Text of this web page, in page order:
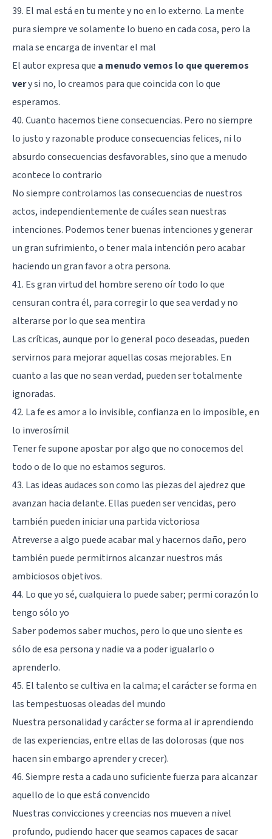
39. El mal está en tu mente y no en lo externo. La mente
pura siempre ve solamente lo bueno en cada cosa, pero la
mala se encarga de inventar el mal
El autor expresa que a menudo vemos lo que queremos
very si no, lo creamos para que coincida con lo que
esperamos.
40. Cuanto hacemos tiene consecuencias. Pero no siempre
lo justo y razonable produce consecuencias felices, ni lo
absurdo consecuencias desfavorables, sino que a menudo
acontece lo contrario
No siempre controlamos las consecuencias de nuestros
actos, independientemente de cuáles sean nuestras
intenciones. Podemos tener buenas intenciones y generar
un gran sufrimiento, o tener mala intención pero acabar
haciendo un gran favor a otra persona.
41. Es gran virtud del hombre sereno oír todo lo que
censuran contra él, para corregir lo que sea verdad y no
alterarse por lo que sea mentira
Las críticas, aunque por lo general poco deseadas, pueden
servirnos para mejorar aquellas cosas mejorables. En
cuanto a las que no sean verdad, pueden ser totalmente
ignoradas.
42. La fe es amor a lo invisible, confianza en lo imposible, en
lo inverosímil
Tener fe supone apostar por algo que no conocemos del
todo o de lo que no estamos seguros.
43. Las ideas audaces son como las piezas del ajedrez que
avanzan hacia delante. Ellas pueden ser vencidas, pero
también pueden iniciar una partida victoriosa
Atreverse a algo puede acabar mal y hacernos daño, pero
también puede permitirnos alcanzar nuestros más
ambiciosos objetivos.
44. Lo que yo sé, cualquiera lo puede saber; permi corazón lo
tengo sólo yo
Saber podemos saber muchos, pero lo que uno siente es
sólo de esa persona y nadie va a poder igualarlo o
aprenderlo.
45. El talento se cultiva en la calma; el carácter se forma en
las tempestuosas oleadas del mundo
Nuestra personalidad y carácter se forma al ir aprendiendo
de las experiencias, entre ellas de las dolorosas (que nos
hacen sin embargo aprender y crecer).
46. Siempre resta a cada uno suficiente fuerza para alcanzar
aquello de lo que está convencido
Nuestras convicciones y creencias nos mueven a nivel
profundo, pudiendo hacer que seamos capaces de sacar